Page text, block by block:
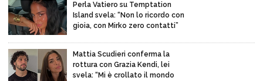
Perla Vatiero su Temptation
Island svela: “Non lo ricordo con
gioia, con Mirko zero contatti”
Mattia Scudieri conferma la
rottura con Grazia Kendi, lei
svela: “Mi è crollato il mondo